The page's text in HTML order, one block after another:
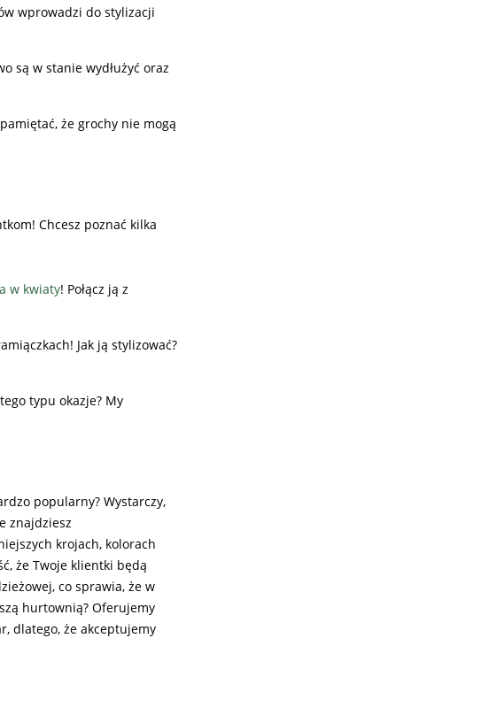
wprowadzi do stylizacji
są w stanie wydłużyć oraz
że grochy nie mogą
Chcesz poznać kilka
w kwiaty! Połącz ją z
Jak ją stylizować?
typu okazje? My
popularny? Wystarczy,
znajdziesz
krojach, kolorach
że Twoje klientki będą
co sprawia, że w
hurtownią? Oferujemy
dlatego, że akceptujemy